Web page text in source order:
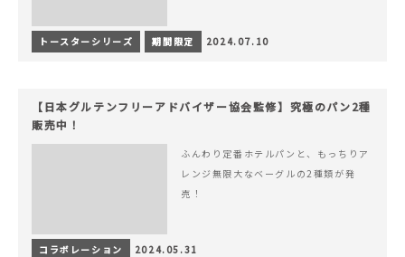
トースターシリーズ 期間限定 2024.07.10
【日本グルテンフリーアドバイザー協会監修】究極のパン2種
販売中！
ふんわり定番ホテルパンと、もっちりア
レンジ無限大なベーグルの2種類が発
売！
コラボレーション 2024.05.31